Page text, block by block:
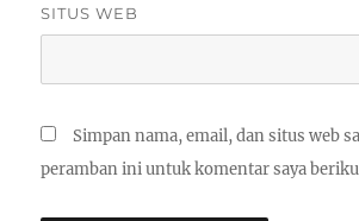
SITUS WEB
Simpan nama, email, dan situs web
peramban ini untuk komentar saya